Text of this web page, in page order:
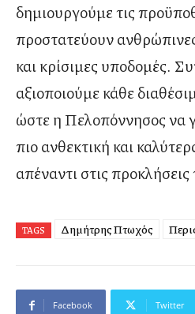
δημιουργούμε τις
προστατεύουν
και κρίσιμες υποδομές.
αξιοποιούμε κάθε
ώστε η Πελοπόννησος να
πιο ανθεκτική και
απέναντι στις προκλήσεις
TAGS Δημήτρης Πτωχός
Facebook Twitter